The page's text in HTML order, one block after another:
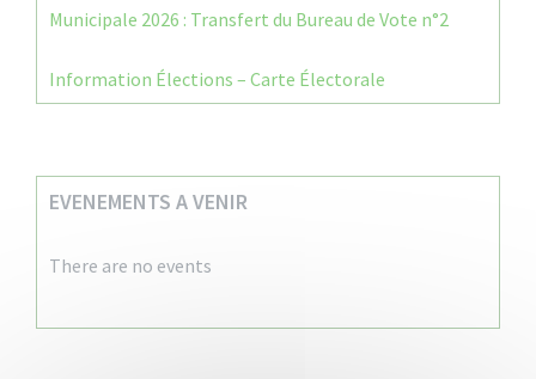
Municipale 2026 : Transfert du Bureau de Vote n°2
Information Élections – Carte Électorale
EVENEMENTS A VENIR
There are no events